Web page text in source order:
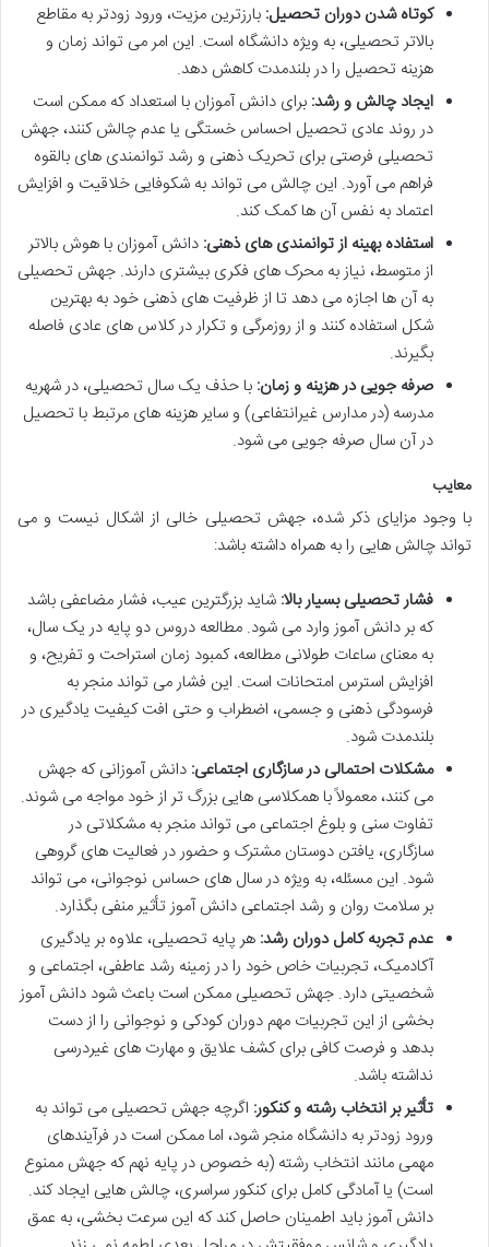
کوتاه شدن دوران تحصیل: بارزترین مزیت، ورود زودتر به مقاطع
بالاتر تحصیلی، به ویژه دانشگاه است. این امر می تواند زمان و
هزینه تحصیل را در بلندمدت کاهش دهد.
ایجاد چالش و رشد: برای دانش آموزان با استعداد که ممکن است
در روند عادی تحصیل احساس خستگی یا عدم چالش کنند، جهش
تحصیلی فرصتی برای تحریک ذهنی و رشد توانمندی های بالقوه
فراهم می آورد. این چالش می تواند به شکوفایی خلاقیت و افزایش
اعتماد به نفس آن ها کمک کند.
استفاده بهینه از توانمندی های ذهنی: دانش آموزان با هوش بالاتر
از متوسط، نیاز به محرک های فکری بیشتری دارند. جهش تحصیلی
به آن ها اجازه می دهد تا از ظرفیت های ذهنی خود به بهترین
شکل استفاده کنند و از روزمرگی و تکرار در کلاس های عادی فاصله
بگیرند.
صرفه جویی در هزینه و زمان: با حذف یک سال تحصیلی، در شهریه
مدرسه (در مدارس غیرانتفاعی) و سایر هزینه های مرتبط با تحصیل
در آن سال صرفه جویی می شود.
معایب
با وجود مزایای ذکر شده، جهش تحصیلی خالی از اشکال نیست و می
تواند چالش هایی را به همراه داشته باشد:
فشار تحصیلی بسیار بالا: شاید بزرگترین عیب، فشار مضاعفی باشد
که بر دانش آموز وارد می شود. مطالعه دروس دو پایه در یک سال،
به معنای ساعات طولانی مطالعه، کمبود زمان استراحت و تفریح، و
افزایش استرس امتحانات است. این فشار می تواند منجر به
فرسودگی ذهنی و جسمی، اضطراب و حتی افت کیفیت یادگیری در
بلندمدت شود.
مشکلات احتمالی در سازگاری اجتماعی: دانش آموزانی که جهش
می کنند، معمولاً با همکلاسی هایی بزرگ تر از خود مواجه می شوند.
تفاوت سنی و بلوغ اجتماعی می تواند منجر به مشکلاتی در
سازگاری، یافتن دوستان مشترک و حضور در فعالیت های گروهی
شود. این مسئله، به ویژه در سال های حساس نوجوانی، می تواند
بر سلامت روان و رشد اجتماعی دانش آموز تأثیر منفی بگذارد.
عدم تجربه کامل دوران رشد: هر پایه تحصیلی، علاوه بر یادگیری
آکادمیک، تجربیات خاص خود را در زمینه رشد عاطفی، اجتماعی و
شخصیتی دارد. جهش تحصیلی ممکن است باعث شود دانش آموز
بخشی از این تجربیات مهم دوران کودکی و نوجوانی را از دست
بدهد و فرصت کافی برای کشف علایق و مهارت های غیردرسی
نداشته باشد.
تأثیر بر انتخاب رشته و کنکور: اگرچه جهش تحصیلی می تواند به
ورود زودتر به دانشگاه منجر شود، اما ممکن است در فرآیندهای
مهمی مانند انتخاب رشته (به خصوص در پایه نهم که جهش ممنوع
است) یا آمادگی کامل برای کنکور سراسری، چالش هایی ایجاد کند.
دانش آموز باید اطمینان حاصل کند که این سرعت بخشی، به عمق